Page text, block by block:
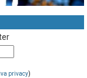
privacy)